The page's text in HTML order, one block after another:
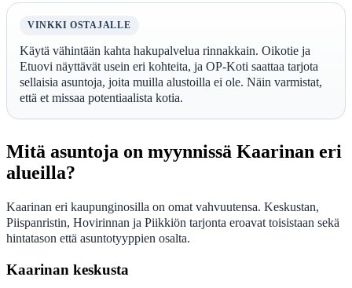
VINKKI OSTAJALLE
Käytä vähintään kahta hakupalvelua rinnakkain. Oikotie ja
Etuovi näyttävät usein eri kohteita, ja OP-Koti saattaa tarjota
sellaisia asuntoja, joita muilla alustoilla ei ole. Näin varmistat,
että et missaa potentiaalista kotia.
Mitä asuntoja on myynnissä Kaarinan eri
alueilla?
Kaarinan eri kaupunginosilla on omat vahvuutensa. Keskustan,
Piispanristin, Hovirinnan ja Piikkiön tarjonta eroavat toisistaan sekä
hintatason että asuntotyyppien osalta.
Kaarinan keskusta